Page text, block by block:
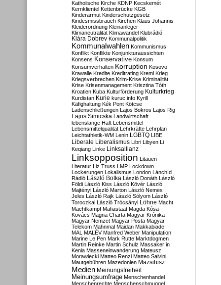
Katholische Kirche KDNP Kecskemét
Kernklientel Kettenbrücke KGB
Kinderarmut Kinderschutzgesetz
Kindesmissbrauch Kirchen Klaus Johannis
Kleiderordnung Kleinanleger
Klimaneutralität Klimawandel Klubrádió
Klára Dobrev Kommunalpolitik
Kommunalwahlen Kommunismus
Konflikt Konflikte Konjunkturaussichten
Konsens Konservative Konsum
Konsumverhalten Korruption Kosovo
Krawalle Kredite Kreditrating Kreml Krieg
Kriegsverbrechen Krim-Krise Kriminalität
Krise Krisenmanagement Krisztina Tóth
Kroatien Kuba Kulturförderung Kulturkrieg
Kurdistan Kurie kuruc.info Kyrill
Käfighaltung Kék Pont Kötcse
Ladenschließungen Lajos Bokros Lajos Rig
Lajos Simicska Landwirtschaft
lebenslange Haft Lebensmittel
Lebensmittelqualität Lehrkräfte Lehrplan
Leichtathletik-WM Lenin LGBTQ LIBE
Liberale Liberalismus Libri Libyen Li
Keqiang Linke Linksallianz
Linksopposition Litauen
Literatur Liz Truss LMP Lockdown
Lockerungen Lokalismus London Lánchíd
Rádió
László Botka László Donáth László
Földi László Kiss László Kövér László
Majtényi László Marton László Nemes
Jeles László Rajk László Sólyom László
Toroczkai László Trócsányi Löhne Macht
Machtkampf Mafiastaat Magda Kósa-
Kovács Magna Charta Magyar Krónika
Magyar Nemzet Magyar Posta Magyar
Telekom Mahnmal Maidan Makkabiade
MAL MALÉV Manfred Weber Manipulation
Marine Le Pen Mark Rutte Marktdogmen
Martin Reinke Martin Schulz Massaker in
Kenia Masseneinwanderung Mateusz
Morawiecki Matteo Renzi Matteo Salvini
Mautgebühren Mazedonien Mazsihisz
Medien Meinungsfreiheit
Meinungsumfrage Menschenhandel
Menschenrechte Menschenschmuggel